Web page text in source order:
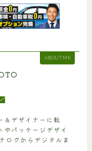
ABOUT ME
＆デザイナーに転
パッケージデザイ
ログからデジタルま